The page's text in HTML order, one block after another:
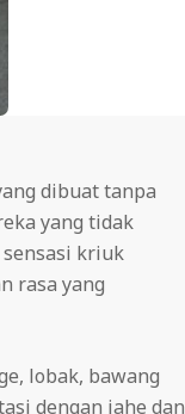
dibuat tanpa
yang tidak
kriuk
rasa yang
lobak, bawang
dengan jahe dan